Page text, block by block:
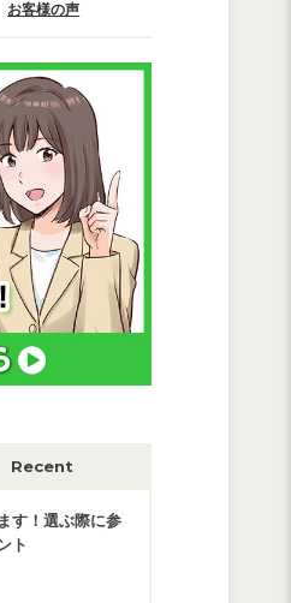
お客様の声
Recent
す！選ぶ際に参
ト